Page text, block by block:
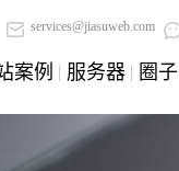
services@jiasuweb.com
案例 服务器 圈子